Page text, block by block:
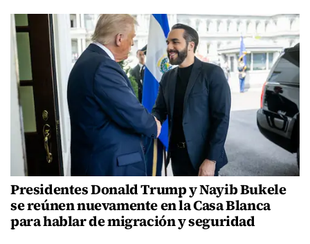
Presidentes Donald Trump y Nayib Bukele
se reúnen nuevamente en la Casa Blanca
para hablar de migración y seguridad